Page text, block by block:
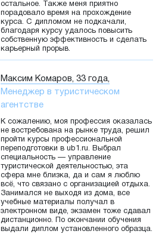
остальное. Также меня приятно
порадовало время на прохождение
курса. С дипломом не подкачали,
благодаря курсу удалось повысить
собственную эффективность и сделать
карьерный прорыв.
Максим Комаров, 33 года,
Менеджер в туристическом
агентстве
К сожалению, моя профессия оказалась
не востребована на рынке труда, решил
пройти курсы профессиональной
переподготовки в ub1.ru. Выбрал
специальность — управление
туристической деятельностью, эта
сфера мне близка, да и сам я люблю
всё, что связано с организацией отдыха.
Занимался не выходя из дома, все
учебные материалы получал в
электронном виде, экзамен тоже сдавал
дистанционно. По окончании обучения
выдали диплом установленного образца.